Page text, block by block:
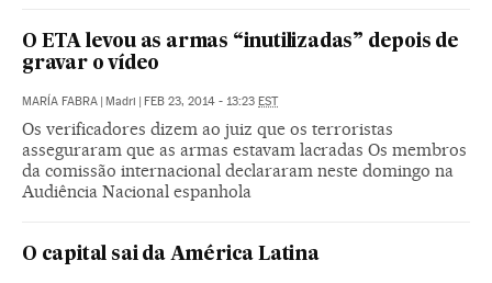
O ETA levou as armas “inutilizadas” depois de
gravar o vídeo
MARÍA FABRA | Madri | FEB 23, 2014 - 13:23 EST
Os verificadores dizem ao juiz que os terroristas
asseguraram que as armas estavam lacradas Os membros
da comissão internacional declararam neste domingo na
Audiência Nacional espanhola
O capital sai da América Latina